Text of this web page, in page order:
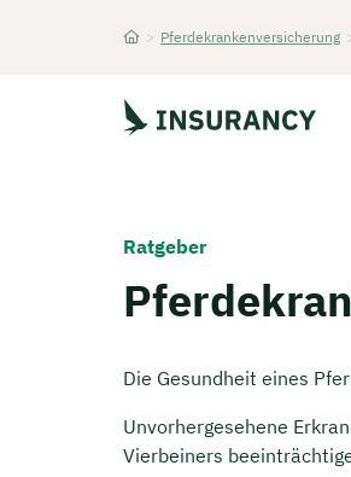
> Pferdekrankenversicherung
Ratgeber
Die Gesundheit eines
Unvorhergesehene
Vierbeiners